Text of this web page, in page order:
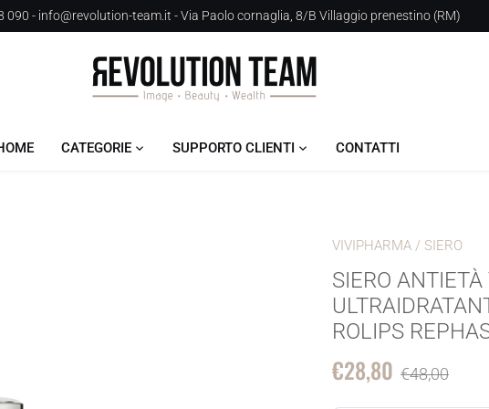
090 - info@revolution-team.it - Via Paolo cornaglia, 8/B Villaggio prenestino (RM)
CATEGORIE SUPPORTO CLIENTI CONTATTI
VIVIPHARMA / SIERO
SIERO
ROLIPS
€28,80 €48,00